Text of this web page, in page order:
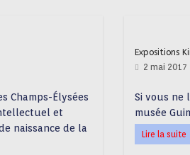
Champs-Élysées
et
naissance de la
Expositions
2 mai 2017
Si vous ne
musée
Lire la suite